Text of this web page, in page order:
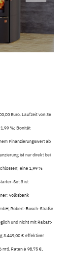
Euro. Laufzeit von 36
%; Bonität
Finanzierungswert ab
ist nur direkt bei
eine 1,99 %
Set 3 ist
Volksbank
Robert-Bosch-Straße
und nicht mit Rabatt-
3.449,00 € effektiver
mtl. Raten á 98,75 €,